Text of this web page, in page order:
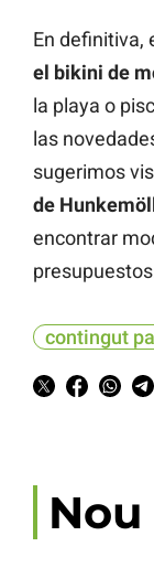
En definitiva,
el bikini de
la playa o
las
sugerimos
de
encontrar
contingut